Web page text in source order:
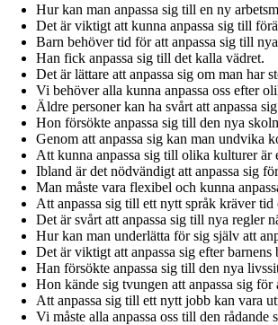
Hur kan man anpassa sig till en ny
Det är viktigt att kunna anpassa sig till
Barn behöver tid för att anpassa sig till
Han fick anpassa sig till det kalla vädret.
Det är lättare att anpassa sig om man har
Vi behöver alla kunna anpassa oss efter
Äldre personer kan ha svårt att anpassa
Hon försökte anpassa sig till den nya
Genom att anpassa sig kan man undvika
Att kunna anpassa sig till olika kulturer är
Ibland är det nödvändigt att anpassa sig
Man måste vara flexibel och kunna
Att anpassa sig till ett nytt språk kräver
Det är svårt att anpassa sig till nya regler
Hur kan man underlätta för sig själv att
Det är viktigt att anpassa sig efter barnens
Han försökte anpassa sig till den nya
Hon kände sig tvungen att anpassa sig för
Att anpassa sig till ett nytt jobb kan vara
Vi måste alla anpassa oss till den rådande